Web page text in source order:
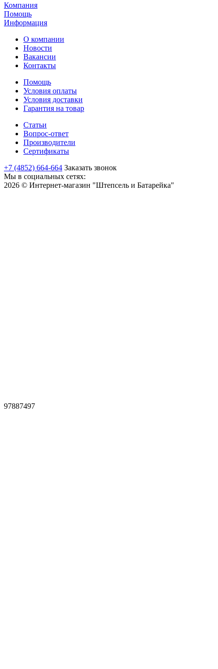
Компания
Помощь
Информация
О компании
Новости
Вакансии
Контакты
Помощь
Условия оплаты
Условия доставки
Гарантия на товар
Статьи
Вопрос-ответ
Производители
Сертификаты
+7 (4852) 664-664 Заказать звонок
Мы в социальных сетях:
2026 © Интернет-магазин "Штепсель и Батарейка"
97887497